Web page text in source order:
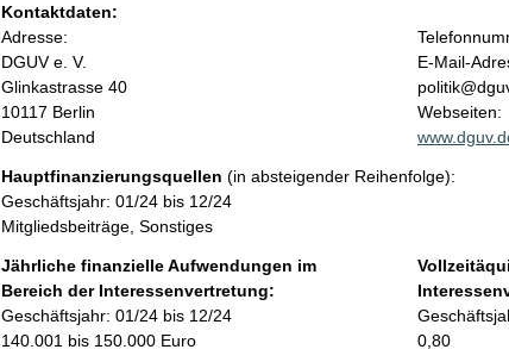
h
a
l
t
Kontaktdaten:
Adresse:
DGUV e. V.
Glinkastrasse 40
10117 Berlin
Deutschland
K
o
n
t
a
t
f
o
r
m
E-Mail-
Webseiten:
Hauptfinanzierungsquellen (in absteigender Reihenfolge):
Geschäftsjahr: 01/24 bis 12/24
Mitgliedsbeiträge, Sonstiges
Jährliche finanzielle Aufwendungen im
Bereich der Interessenvertretung:
Geschäftsjahr: 01/24 bis 12/24
140.001 bis 150.000 Euro
0,80